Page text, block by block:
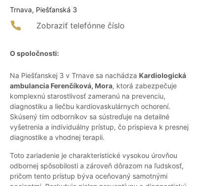
Trnava, Piešťanská 3
Zobraziť telefónne číslo
O spoločnosti:
Na Piešťanskej 3 v Trnave sa nachádza Kardiologická
ambulancia Ferenčíková, Mora, ktorá zabezpečuje
komplexnú starostlivosť zameranú na prevenciu,
diagnostiku a liečbu kardiovaskulárnych ochorení.
Skúsený tím odborníkov sa sústreďuje na detailné
vyšetrenia a individuálny prístup, čo prispieva k presnej
diagnostike a vhodnej terapii.
Toto zariadenie je charakteristické vysokou úrovňou
odbornej spôsobilosti a zároveň dôrazom na ľudskosť,
pričom tento prístup býva oceňovaný samotnými